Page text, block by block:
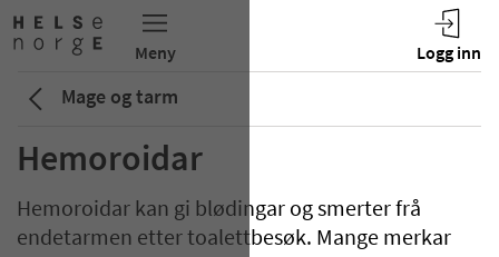
Mage og tarm
Hemoroidar
Hemoroidar kan gi blødingar og smerter frå
endetarmen etter toalettbesøk. Mange merkar